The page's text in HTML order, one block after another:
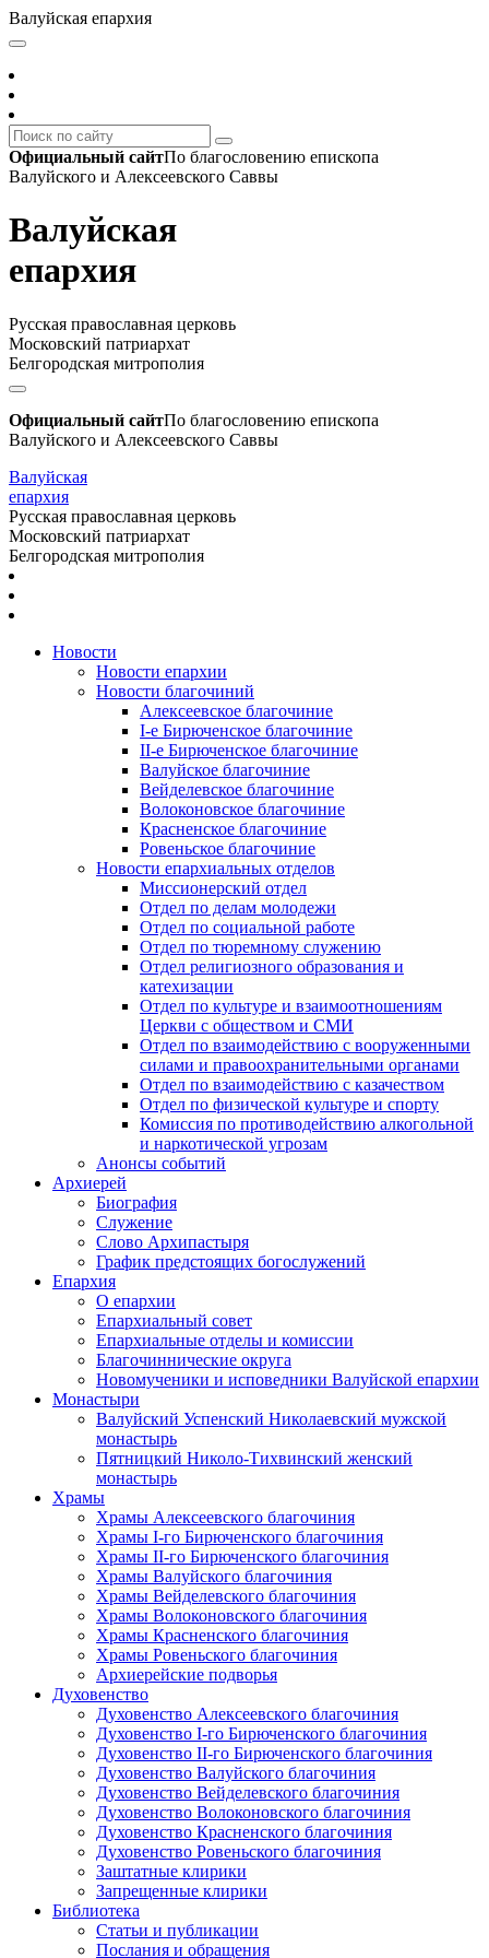
Валуйская епархия
Официальный сайтПо благословению епископа
Валуйского и Алексеевского Саввы
Валуйская
епархия
Русская православная церковь
Московский патриархат
Белгородская митрополия
Официальный сайтПо благословению епископа
Валуйского и Алексеевского Саввы
Валуйская
епархия
Русская православная церковь
Московский патриархат
Белгородская митрополия
Новости
Новости епархии
Новости благочиний
Алексеевское благочиние
I-е Бирюченское благочиние
II-е Бирюченское благочиние
Валуйское благочиние
Вейделевское благочиние
Волоконовское благочиние
Красненское благочиние
Ровеньское благочиние
Новости епархиальных отделов
Миссионерский отдел
Отдел по делам молодежи
Отдел по социальной работе
Отдел по тюремному служению
Отдел религиозного образования и
катехизации
Отдел по культуре и взаимоотношениям
Церкви с обществом и СМИ
Отдел по взаимодействию с вооруженными
силами и правоохранительными органами
Отдел по взаимодействию с казачеством
Отдел по физической культуре и спорту
Комиссия по противодействию алкогольной
и наркотической угрозам
Анонсы событий
Архиерей
Биография
Служение
Слово Архипастыря
График предстоящих богослужений
Епархия
О епархии
Епархиальный совет
Епархиальные отделы и комиссии
Благочиннические округа
Новомученики и исповедники Валуйской епархии
Монастыри
Валуйский Успенский Николаевский мужской
монастырь
Пятницкий Николо-Тихвинский женский
монастырь
Храмы
Храмы Алексеевского благочиния
Храмы I-го Бирюченского благочиния
Храмы II-го Бирюченского благочиния
Храмы Валуйского благочиния
Храмы Вейделевского благочиния
Храмы Волоконовского благочиния
Храмы Красненского благочиния
Храмы Ровеньского благочиния
Архиерейские подворья
Духовенство
Духовенство Алексеевского благочиния
Духовенство I-го Бирюченского благочиния
Духовенство II-го Бирюченского благочиния
Духовенство Валуйского благочиния
Духовенство Вейделевского благочиния
Духовенство Волоконовского благочиния
Духовенство Красненского благочиния
Духовенство Ровеньского благочиния
Заштатные клирики
Запрещенные клирики
Библиотека
Статьи и публикации
Послания и обращения